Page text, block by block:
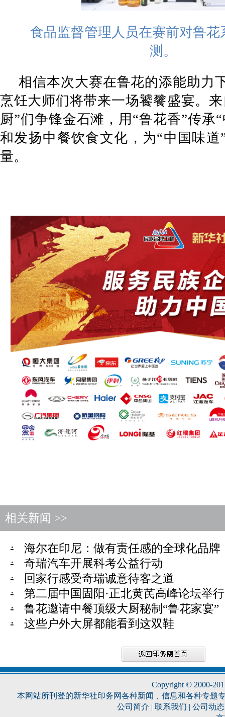
食品监督管理人员在赛前对鲁花
测。
相信本次大赛在鲁花的添能助力
烹饪大师们将带来一场饕餮盛宴。
厨”们争锋金石滩，用“鲁花香”传承
和发扬中餐饮食文化，为“中国味道
量。
相关新闻 >>
-
海尔在印尼：做有责任感的全球化品牌
-
奇瑞汽车开展科考公益行动
-
回家行感受奇瑞诚意待客之道
-
第二届中国固阳·正北黄芪高峰论坛举行
-
鲁花邀请中餐顶级大厨秘制“鲁花家宴”
-
这些户外大屏都能看到这双鞋